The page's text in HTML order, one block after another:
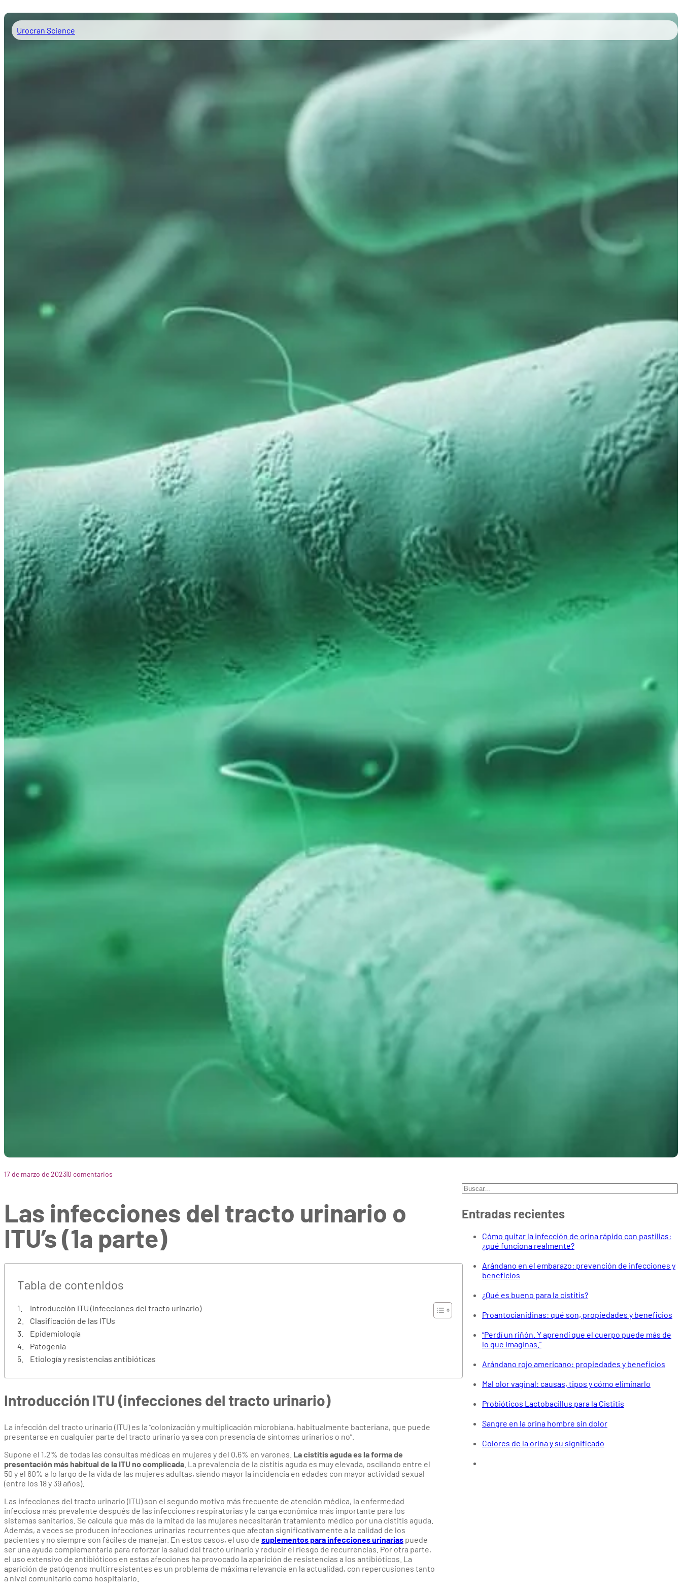
Urocran Science
17 de marzo de 2023|0 comentarios
Las infecciones del tracto urinario o
ITU’s (1a parte)
Tabla de contenidos
Introducción ITU (infecciones del tracto urinario)
Clasificación de las ITUs
Epidemiología
Patogenia
Etiología y resistencias antibióticas
Introducción ITU (infecciones del tracto urinario)
La infección del tracto urinario (ITU) es la “colonización y multiplicación microbiana, habitualmente bacteriana, que puede
presentarse en cualquier parte del tracto urinario ya sea con presencia de síntomas urinarios o no”.
Supone el 1,2% de todas las consultas médicas en mujeres y del 0,6% en varones. La cistitis aguda es la forma de
presentación más habitual de la ITU no complicada . La prevalencia de la cistitis aguda es muy elevada, oscilando entre el
50 y el 60% a lo largo de la vida de las mujeres adultas, siendo mayor la incidencia en edades con mayor actividad sexual
(entre los 18 y 39 años).
Las infecciones del tracto urinario (ITU) son el segundo motivo más frecuente de atención médica, la enfermedad
infecciosa más prevalente después de las infecciones respiratorias y la carga económica más importante para los
sistemas sanitarios. Se calcula que más de la mitad de las mujeres necesitarán tratamiento médico por una cistitis aguda.
Además, a veces se producen infecciones urinarias recurrentes que afectan significativamente a la calidad de los
pacientes y no siempre son fáciles de manejar. En estos casos, el uso de suplementos para infecciones urinarias puede
ser una ayuda complementaria para reforzar la salud del tracto urinario y reducir el riesgo de recurrencias. Por otra parte,
el uso extensivo de antibióticos en estas afecciones ha provocado la aparición de resistencias a los antibióticos. La
aparición de patógenos multirresistentes es un problema de máxima relevancia en la actualidad, con repercusiones tanto
a nivel comunitario como hospitalario.
Buscar
Entradas recientes
Cómo quitar la infección de orina rápido con pastillas:
¿qué funciona realmente?
Arándano en el embarazo: prevención de infecciones y
beneficios
¿Qué es bueno para la cistitis?
Proantocianidinas: qué son, propiedades y beneficios
“Perdí un riñón. Y aprendí que el cuerpo puede más de
lo que imaginas.”
Arándano rojo americano: propiedades y beneficios
Mal olor vaginal: causas, tipos y cómo eliminarlo
Probióticos Lactobacillus para la Cistitis
Sangre en la orina hombre sin dolor
Colores de la orina y su significado